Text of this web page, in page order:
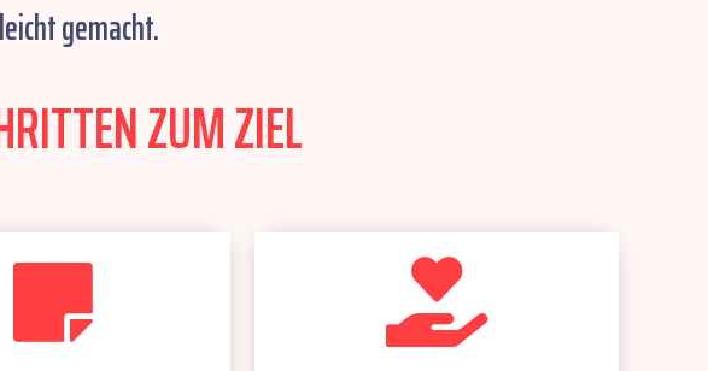
gemacht.
ZUM ZIEL